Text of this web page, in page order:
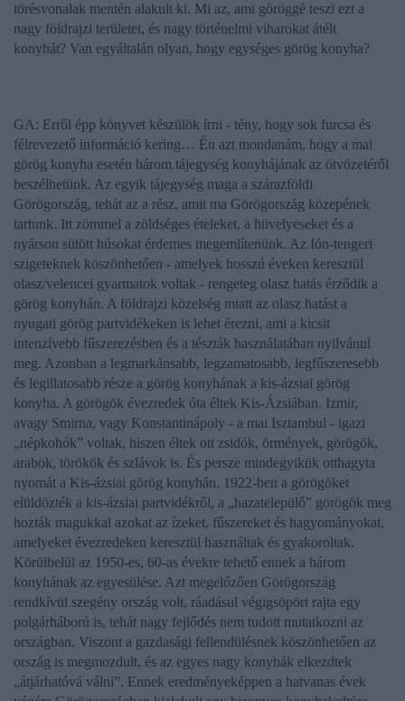
törésvonalak mentén alakult ki. Mi az, ami göröggé teszi ezt a
nagy földrajzi területet, és nagy történelmi viharokat átélt
konyhát? Van egyáltalán olyan, hogy egységes görög konyha?
GA: Erről épp könyvet készülök írni - tény, hogy sok furcsa és
félrevezető információ kering… Én azt mondanám, hogy a mai
görög konyha esetén három tájegység konyhájának az ötvözetéről
beszélhetünk. Az egyik tájegység maga a szárazföldi
Görögország, tehát az a rész, amit ma Görögország közepének
tartunk. Itt zömmel a zöldséges ételeket, a hüvelyeseket és a
nyárson sütött húsokat érdemes megemlítenünk. Az Ión-tengeri
szigeteknek köszönhetően - amelyek hosszú éveken keresztül
olasz/velencei gyarmatok voltak - rengeteg olasz hatás érződik a
görög konyhán. A földrajzi közelség miatt az olasz hatást a
nyugati görög partvidékeken is lehet érezni, ami a kicsit
intenzívebb fűszerezésben és a tészták használatában nyilvánul
meg. Azonban a legmarkánsabb, legzamatosabb, legfűszeresebb
és legillatosabb része a görög konyhának a kis-ázsiai görög
konyha. A görögök évezredek óta éltek Kis-Ázsiában. Izmir,
avagy Smirna, vagy Konstantinápoly - a mai Isztambul - igazi
„népkohók” voltak, hiszen éltek ott zsidók, örmények, görögök,
arabok, törökök és szlávok is. És persze mindegyikük otthagyta
nyomát a Kis-ázsiai görög konyhán. 1922-ben a görögöket
elüldözték a kis-ázsiai partvidékről, a „hazatelepülő” görögök meg
hozták magukkal azokat az ízeket, fűszereket és hagyományokat,
amelyeket évezredeken keresztül használtak és gyakoroltak.
Körülbelül az 1950-es, 60-as évekre tehető ennek a három
konyhának az egyesülése. Azt megelőzően Görögország
rendkívül szegény ország volt, ráadásul végigsöpört rajta egy
polgárháború is, tehát nagy fejlődés nem tudott mutatkozni az
országban. Viszont a gazdasági fellendülésnek köszönhetően az
ország is megmozdult, és az egyes nagy konyhák elkezdtek
„átjárhatóvá válni”. Ennek eredményeképpen a hatvanas évek